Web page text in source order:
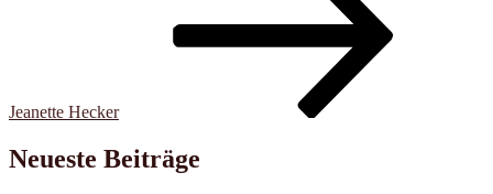
Jeanette Hecker
Neueste Beiträge